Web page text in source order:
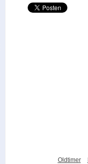
Oldtimer